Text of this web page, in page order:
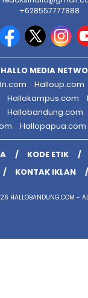
+628557777888
HALLO MEDIA
Halloup.com
Hallokampus.com
Hallobandung.com
Hallopapua.com
KODE ETIK
KONTAK IKLAN
HALLOBANDUNG.COM -